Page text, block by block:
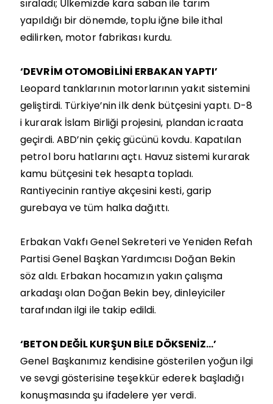
sıraladı; Ülkemizde kara saban ile tarım
yapıldığı bir dönemde, toplu iğne bile ithal
edilirken, motor fabrikası kurdu.
‘DEVRİM OTOMOBİLİNİ ERBAKAN YAPTI’
Leopard tanklarının motorlarının yakıt sistemini
geliştirdi. Türkiye’nin ilk denk bütçesini yaptı. D-8
i kurarak İslam Birliği projesini, plandan icraata
geçirdi. ABD’nin çekiç gücünü kovdu. Kapatılan
petrol boru hatlarını açtı. Havuz sistemi kurarak
kamu bütçesini tek hesapta topladı.
Rantiyecinin rantiye akçesini kesti, garip
gurebaya ve tüm halka dağıttı.
Erbakan Vakfı Genel Sekreteri ve Yeniden Refah
Partisi Genel Başkan Yardımcısı Doğan Bekin
söz aldı. Erbakan hocamızın yakın çalışma
arkadaşı olan Doğan Bekin bey, dinleyiciler
tarafından ilgi ile takip edildi.
‘BETON DEĞİL KURŞUN BİLE DÖKSENİZ…’
Genel Başkanımız kendisine gösterilen yoğun ilgi
ve sevgi gösterisine teşekkür ederek başladığı
konuşmasında şu ifadelere yer verdi.